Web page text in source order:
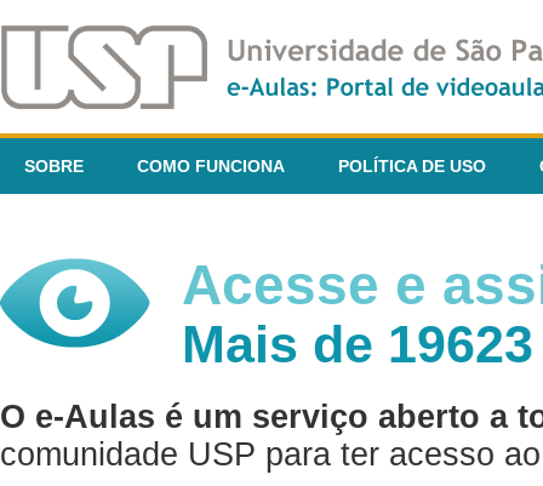
SOBRE COMO FUNCIONA POLÍTICA DE USO
Acesse e
Mais de
O e-Aulas é um serviço aberto a
comunidade USP para ter acesso